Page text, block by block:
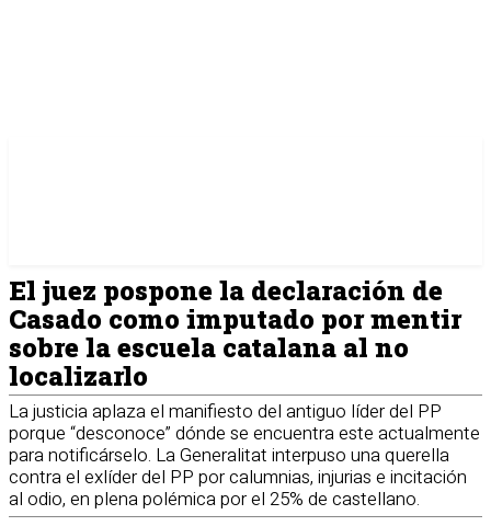
El juez pospone la declaración de
Casado como imputado por mentir
sobre la escuela catalana al no
localizarlo
La justicia aplaza el manifiesto del antiguo líder del PP
porque “desconoce” dónde se encuentra este actualmente
para notificárselo. La Generalitat interpuso una querella
contra el exlíder del PP por calumnias, injurias e incitación
al odio, en plena polémica por el 25% de castellano.